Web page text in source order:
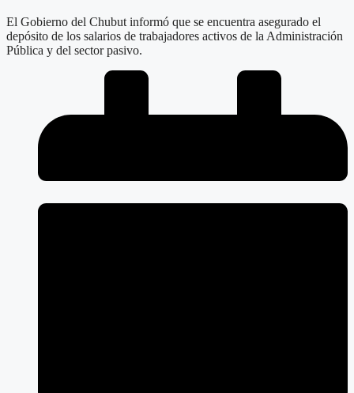
El Gobierno del Chubut informó que se encuentra asegurado el
depósito de los salarios de trabajadores activos de la Administración
Pública y del sector pasivo.